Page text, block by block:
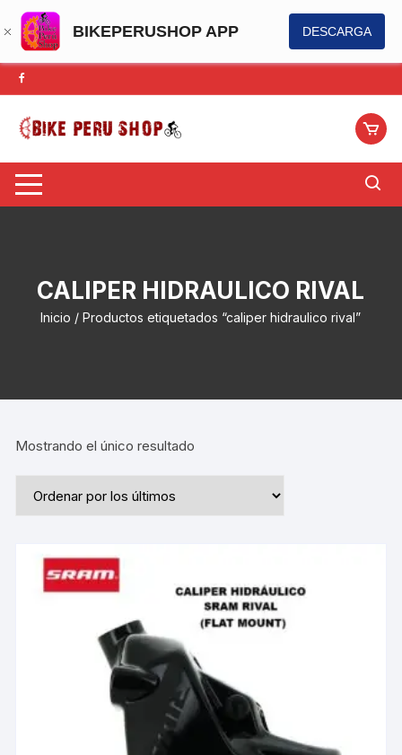
BIKEPERUSHOP APP DESCARGA
Saltar
al
contenido
CALIPER HIDRAULICO RIVAL
Inicio / Productos etiquetados “caliper hidraulico rival”
Mostrando el único resultado